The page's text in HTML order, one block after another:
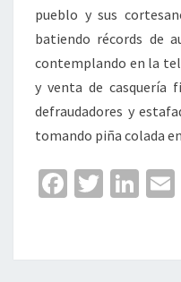
pueblo y sus
batiendo récords de
contemplando en la
y venta de casquería
defraudadores y
tomando piña colada
Fa
o
T
er
Li
dI